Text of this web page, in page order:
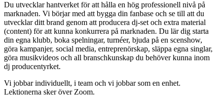
Du utvecklar hantverket för att hålla en hög professionell nivå på
marknaden. Vi börjar med att bygga din fanbase och se till att du
utvecklar ditt brand genom att producera dj-set och extra material
(content) för att kunna konkurrera på marknaden. Du lär dig starta
din egna klubb, boka spelningar, turnéer, bjuda på en scenshow,
göra kampanjer, social media, entreprenörskap, släppa egna singlar,
göra musikvideos och all branschkunskap du behöver kunna inom
dj producentyrket.
Vi jobbar individuellt, i team och vi jobbar som en enhet.
Lektionerna sker över Zoom.